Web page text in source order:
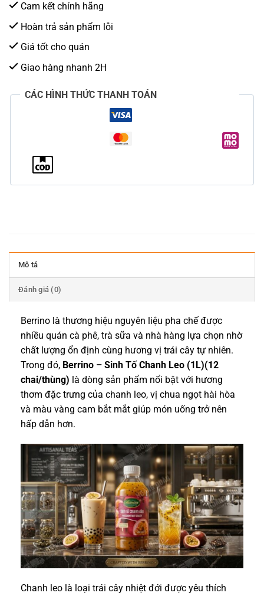
Cam kết chính hãng
Hoàn trả sản phẩm lỗi
Giá tốt cho quán
Giao hàng nhanh 2H
CÁC HÌNH THỨC THANH TOÁN
Mô tả
Đánh giá (0)
Berrino là thương hiệu nguyên liệu pha chế được
nhiều quán cà phê, trà sữa và nhà hàng lựa chọn nhờ
chất lượng ổn định cùng hương vị trái cây tự nhiên.
Trong đó, Berrino – Sinh Tố Chanh Leo (1L)(12
chai/thùng) là dòng sản phẩm nổi bật với hương
thơm đặc trưng của chanh leo, vị chua ngọt hài hòa
và màu vàng cam bắt mắt giúp món uống trở nên
hấp dẫn hơn.
Chanh leo là loại trái cây nhiệt đới được yêu thích